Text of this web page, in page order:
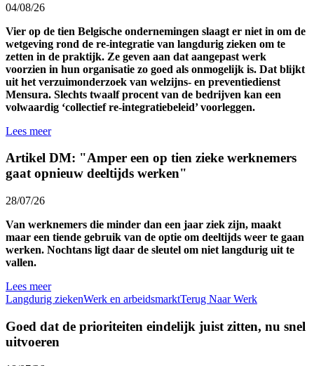
04/08/26
Vier op de tien Belgische ondernemingen slaagt er niet in om de
wetgeving rond de re-integratie van langdurig zieken om te
zetten in de praktijk. Ze geven aan dat aangepast werk
voorzien in hun organisatie zo goed als onmogelijk is. Dat blijkt
uit het verzuimonderzoek van welzijns- en preventiedienst
Mensura. Slechts twaalf procent van de bedrijven kan een
volwaardig ‘collectief re-integratiebeleid’ voorleggen.
Lees meer
Artikel DM: "Amper een op tien zieke werknemers
gaat opnieuw deeltijds werken"
28/07/26
Van werknemers die minder dan een jaar ziek zijn, maakt
maar een tiende gebruik van de optie om deeltijds weer te gaan
werken. Nochtans ligt daar de sleutel om niet langdurig uit te
vallen.
Lees meer
Langdurig ziekenWerk en arbeidsmarktTerug Naar Werk
Goed dat de prioriteiten eindelijk juist zitten, nu snel
uitvoeren